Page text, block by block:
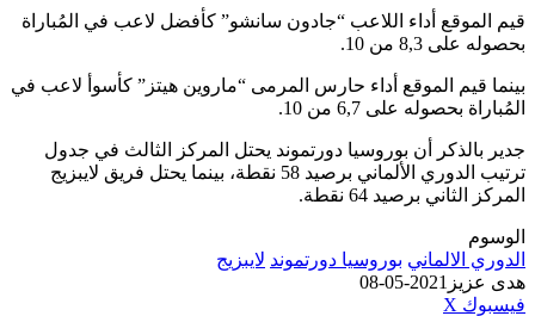
قيم الموقع أداء اللاعب “جادون سانشو” كأفضل لاعب في المُباراة
بحصوله على 8,3 من 10.
بينما قيم الموقع أداء حارس المرمى “ماروين هيتز” كأسوأ لاعب في
المُباراة بحصوله على 6,7 من 10.
جدير بالذكر أن بوروسيا دورتموند يحتل المركز الثالث في جدول
ترتيب الدوري الألماني برصيد 58 نقطة، بينما يحتل فريق لايبزيج
المركز الثاني برصيد 64 نقطة.
الوسوم
الدوري الالماني بوروسيا دورتموند لايبزيج
هدى عزيز 2021-05-08
فيسبوك ‫X